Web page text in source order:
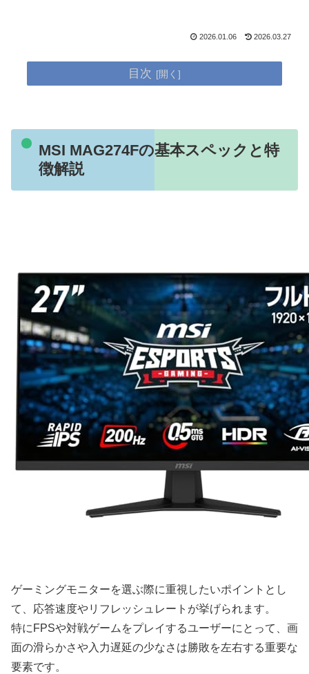
2026.01.06 2026.03.27
目次
MSI MAG274Fの基本スペックと特
徴解説
ゲーミングモニターを選ぶ際に重視したいポイントとし
て、応答速度やリフレッシュレートが挙げられます。
特にFPSや対戦ゲームをプレイするユーザーにとって、画
面の滑らかさや入力遅延の少なさは勝敗を左右する重要な
要素です。